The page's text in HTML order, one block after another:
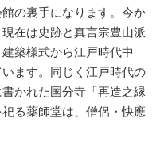
の裏手になります。今か
在は史跡と真言宗豊山派
築様式から江戸時代中
ます。同じく江戸時代の
かれた国分寺「再造之縁
る薬師堂は、僧侶・快應